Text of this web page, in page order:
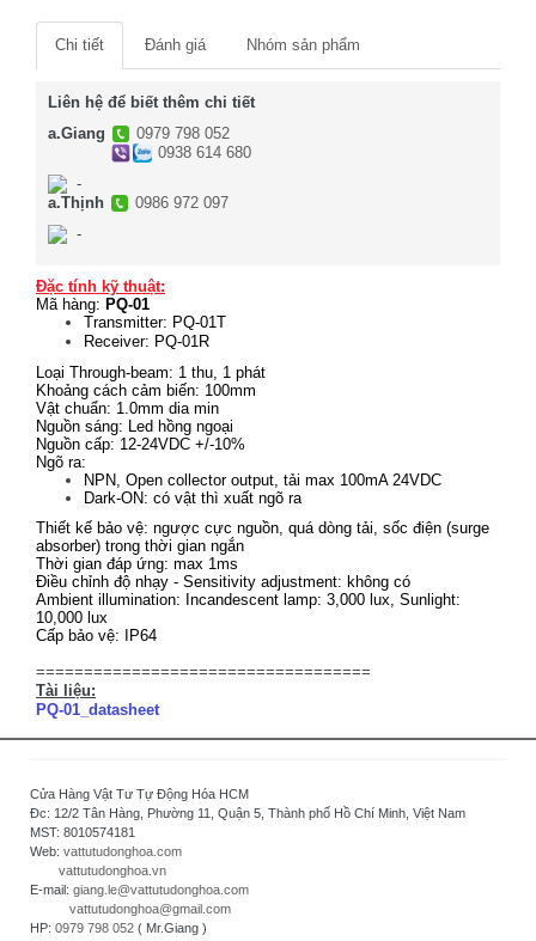
Chi tiết Đánh giá Nhóm sản phẩm
Liên hệ để biết thêm chi tiết
a.Giang
0979 798 052
0938 614 680
-
a.Thịnh
0986 972 097
-
Đặc tính kỹ thuật:
Mã hàng: PQ-01
Transmitter: PQ-01T
Receiver: PQ-01R
Loại Through-beam: 1 thu, 1 phát
Khoảng cách cảm biến: 100mm
Vật chuẩn: 1.0mm dia min
Nguồn sáng: Led hồng ngoại
Nguồn cấp: 12-24VDC +/-10%
Ngõ ra:
NPN, Open collector output, tải max 100mA 24VDC
Dark-ON: có vật thì xuất ngõ ra
Thiết kế bảo vệ: ngược cực nguồn, quá dòng tải, sốc điện (surge
absorber) trong thời gian ngắn
Thời gian đáp ứng: max 1ms
Điều chỉnh độ nhạy - Sensitivity adjustment: không có
Ambient illumination: Incandescent lamp: 3,000 lux, Sunlight:
10,000 lux
Cấp bảo vệ: IP64
===================================
Tài liệu:
PQ-01_datasheet
Cửa Hàng Vật Tư Tự Động Hóa HCM
Đc: 12/2 Tân Hàng, Phường 11, Quận 5, Thành phố Hồ Chí Minh, Việt Nam
MST: 8010574181
Web: vattutudonghoa.com
vattutudonghoa.vn
E-mail: giang.le@vattutudonghoa.com
vattutudonghoa@gmail.com
HP: 0979 798 052 ( Mr.Giang )